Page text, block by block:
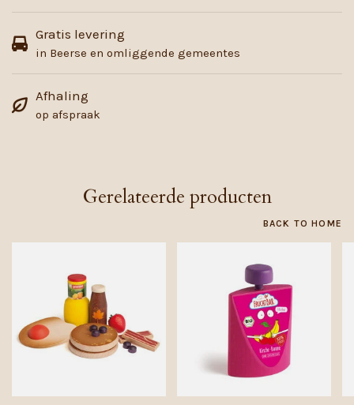
Gratis levering
in Beerse en omliggende gemeentes
Afhaling
op afspraak
Gerelateerde producten
BACK TO HOME